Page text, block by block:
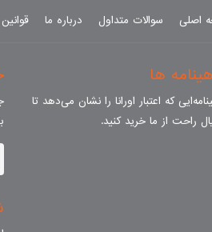
اصلی سوالات متداول درباره ما
ها
که اعتبار اورانا را نشان می‌دهد تا
راحت از ما خرید کنید.